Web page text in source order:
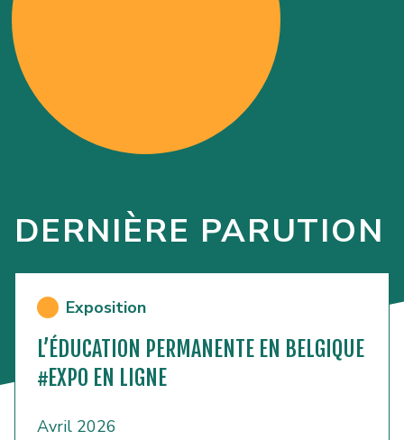
DERNIÈRE PARUTION
Exposition
L’ÉDUCATION PERMANENTE EN BELGIQUE
#EXPO EN LIGNE
Avril 2026